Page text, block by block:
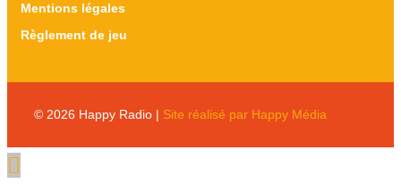
Mentions légales
Règlement de jeu
© 2026 Happy Radio | Site réalisé par Happy Média